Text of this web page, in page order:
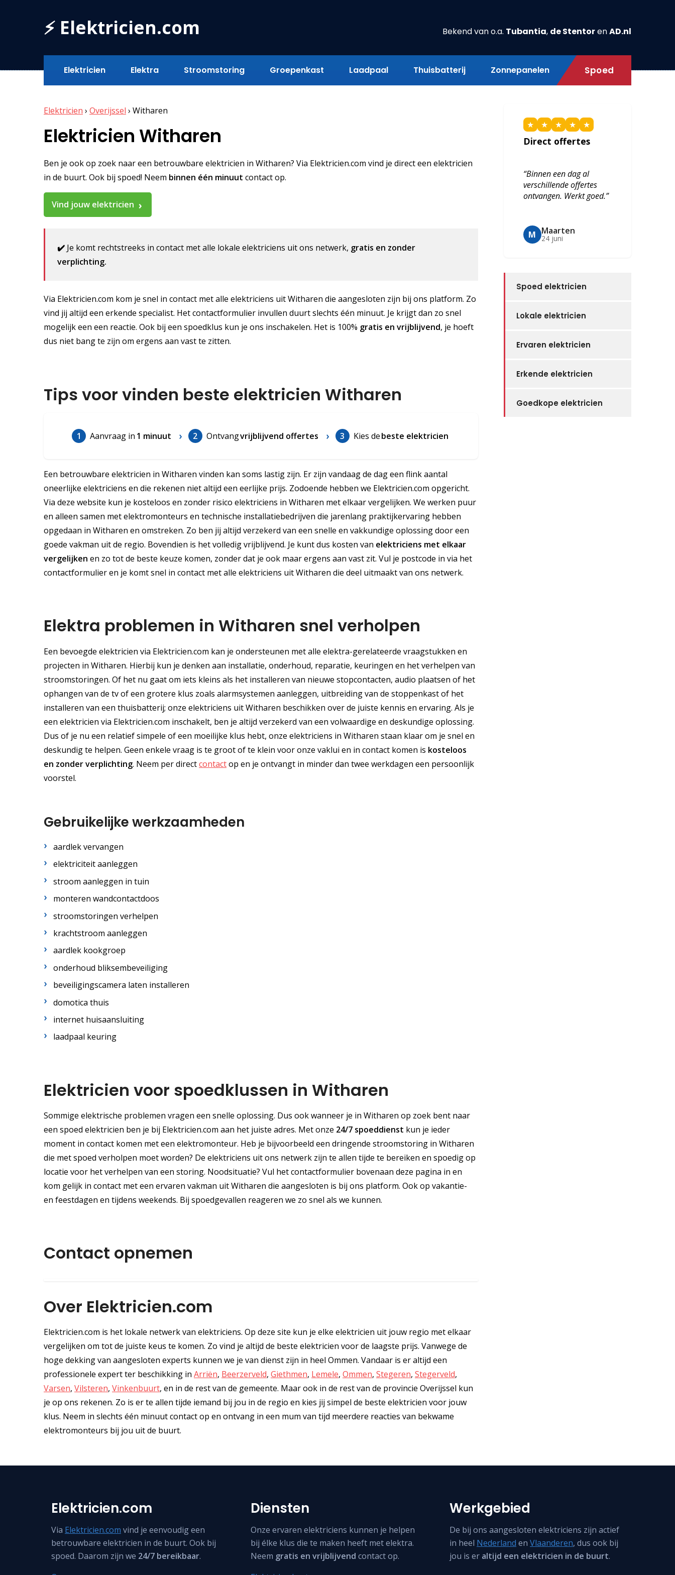
⚡ Elektricien.com Bekend van o.a. Tubantia, de StentorenAD.nl
Elektricien Elektra Stroomstoring Groepenkast Laadpaal Thuisbatterij Zonnepanelen Spoed
Elektricien › Overijssel › Witharen
Elektricien Witharen
Ben je ook op zoek naar een betrouwbare elektricien in Witharen? Via Elektricien.com vind je direct een elektricien
in de buurt. Ook bij spoed! Neem binnen één minuut contact op.
Vind jouw elektricien
✔️ Je komt rechtstreeks in contact met alle lokale elektriciens uit ons netwerk, gratis en zonder
verplichting.
Via Elektricien.com kom je snel in contact met alle elektriciens uit Witharen die aangesloten zijn bij ons platform. Zo
vind jij altijd een erkende specialist. Het contactformulier invullen duurt slechts één minuut. Je krijgt dan zo snel
mogelijk een een reactie. Ook bij een spoedklus kun je ons inschakelen. Het is 100% gratis en vrijblijvend, je hoeft
dus niet bang te zijn om ergens aan vast te zitten.
Tips voor vinden beste elektricien Witharen
1 Aanvraag in 1 minuut 2 Ontvangvrijblijvend offertes 3 Kies debeste elektricien
Een betrouwbare elektricien in Witharen vinden kan soms lastig zijn. Er zijn vandaag de dag een flink aantal
oneerlijke elektriciens en die rekenen niet altijd een eerlijke prijs. Zodoende hebben we Elektricien.com opgericht.
Via deze website kun je kosteloos en zonder risico elektriciens in Witharen met elkaar vergelijken. We werken puur
en alleen samen met elektromonteurs en technische installatiebedrijven die jarenlang praktijkervaring hebben
opgedaan in Witharen en omstreken. Zo ben jij altijd verzekerd van een snelle en vakkundige oplossing door een
goede vakman uit de regio. Bovendien is het volledig vrijblijvend. Je kunt dus kosten van elektriciens met elkaar
vergelijken en zo tot de beste keuze komen, zonder dat je ook maar ergens aan vast zit. Vul je postcode in via het
contactformulier en je komt snel in contact met alle elektriciens uit Witharen die deel uitmaakt van ons netwerk.
Elektra problemen in Witharen snel verholpen
Een bevoegde elektricien via Elektricien.com kan je ondersteunen met alle elektra-gerelateerde vraagstukken en
projecten in Witharen. Hierbij kun je denken aan installatie, onderhoud, reparatie, keuringen en het verhelpen van
stroomstoringen. Of het nu gaat om iets kleins als het installeren van nieuwe stopcontacten, audio plaatsen of het
ophangen van de tv of een grotere klus zoals alarmsystemen aanleggen, uitbreiding van de stoppenkast of het
installeren van een thuisbatterij; onze elektriciens uit Witharen beschikken over de juiste kennis en ervaring. Als je
een elektricien via Elektricien.com inschakelt, ben je altijd verzekerd van een volwaardige en deskundige oplossing.
Dus of je nu een relatief simpele of een moeilijke klus hebt, onze elektriciens in Witharen staan klaar om je snel en
deskundig te helpen. Geen enkele vraag is te groot of te klein voor onze vaklui en in contact komen is kosteloos
en zonder verplichting. Neem per directcontactop en je ontvangt in minder dan twee werkdagen een persoonlijk
voorstel.
Gebruikelijke werkzaamheden
aardlek vervangen
elektriciteit aanleggen
stroom aanleggen in tuin
monteren wandcontactdoos
stroomstoringen verhelpen
krachtstroom aanleggen
aardlek kookgroep
onderhoud bliksembeveiliging
beveiligingscamera laten installeren
domotica thuis
internet huisaansluiting
laadpaal keuring
Elektricien voor spoedklussen in Witharen
Sommige elektrische problemen vragen een snelle oplossing. Dus ook wanneer je in Witharen op zoek bent naar
een spoed elektricien ben je bij Elektricien.com aan het juiste adres. Met onze 24/7 spoeddienst kun je ieder
moment in contact komen met een elektromonteur. Heb je bijvoorbeeld een dringende stroomstoring in Witharen
die met spoed verholpen moet worden? De elektriciens uit ons netwerk zijn te allen tijde te bereiken en spoedig op
locatie voor het verhelpen van een storing. Noodsituatie? Vul het contactformulier bovenaan deze pagina in en
kom gelijk in contact met een ervaren vakman uit Witharen die aangesloten is bij ons platform. Ook op vakantie-
en feestdagen en tijdens weekends. Bij spoedgevallen reageren we zo snel als we kunnen.
Contact opnemen
Over Elektricien.com
Elektricien.com is het lokale netwerk van elektriciens. Op deze site kun je elke elektricien uit jouw regio met elkaar
vergelijken om tot de juiste keus te komen. Zo vind je altijd de beste elektricien voor de laagste prijs. Vanwege de
hoge dekking van aangesloten experts kunnen we je van dienst zijn in heel Ommen. Vandaar is er altijd een
professionele expert ter beschikking in Arriën, Beerzerveld, Giethmen, Lemele, Ommen, Stegeren, Stegerveld,
Varsen, Vilsteren, Vinkenbuurt, en in de rest van de gemeente. Maar ook in de rest van de provincie Overijssel kun
je op ons rekenen. Zo is er te allen tijde iemand bij jou in de regio en kies jij simpel de beste elektricien voor jouw
klus. Neem in slechts één minuut contact op en ontvang in een mum van tijd meerdere reacties van bekwame
elektromonteurs bij jou uit de buurt.
★ ★ ★ ★ ★
Direct offertes
“Binnen een dag al
verschillende offertes
ontvangen. Werkt goed.”
M Maarten
24 juni
Spoed elektricien
Lokale elektricien
Ervaren elektricien
Erkende elektricien
Goedkope elektricien
Elektricien.com
Via Elektricien.com vind je eenvoudig een
betrouwbare elektricien in de buurt. Ook bij
spoed. Daarom zijn we 24/7 bereikbaar.
Diensten
Onze ervaren elektriciens kunnen je helpen
bij élke klus die te maken heeft met elektra.
Neem gratis en vrijblijvend contact op.
Werkgebied
De bij ons aangesloten elektriciens zijn actief
in heel Nederland enVlaanderen, dus ook bij
jou is er altijd een elektricien in de buurt.